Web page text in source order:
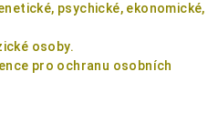
psychické, ekonomické,
osoby.
pro ochranu osobních